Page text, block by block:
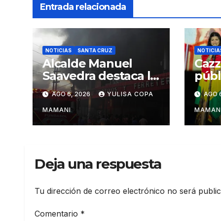
Entrada relacionada
NOTICIAS SANTA CRUZ
Alcalde Manuel
Saavedra destaca la
solidaridad durante
la emergencia en
Barrio Lindo
AGO 6, 2026 YULISA COPA
MAMANI
en
AGO
Deja una respuesta
Tu dirección de correo electrónico no será
Comentario *